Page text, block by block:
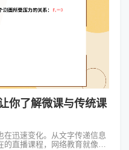
你了解微课与传统课
在迅速变化。从文字传递信息
的直播课程，网络教育就像一